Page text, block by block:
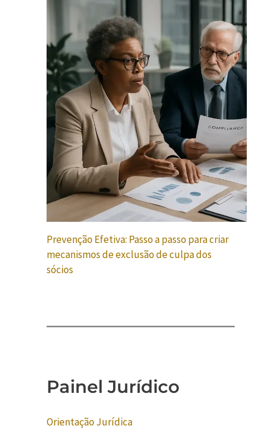
Prevenção Efetiva: Passo a passo para criar
mecanismos de exclusão de culpa dos
sócios
Painel Jurídico
Orientação Jurídica